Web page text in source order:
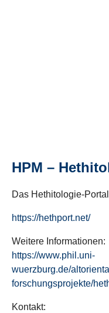
HPM –
Das Hethitologie-
https://hethport.net/
Weitere Informationen:
https://www.phil.uni-
wuerzburg.de/
forschungsprojekte/
Kontakt: